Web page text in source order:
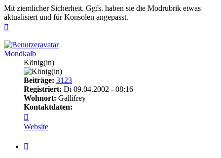
Mit ziemlicher Sicherheit. Ggfs. haben sie die Modrubrik etwas
aktualisiert und für Konsolen angepasst.
Mondkalb
König(in)
Beiträge: 3123
Registriert: Di 09.04.2002 - 08:16
Wohnort: Gallifrey
Kontaktdaten:
von
Mondkalb
Website